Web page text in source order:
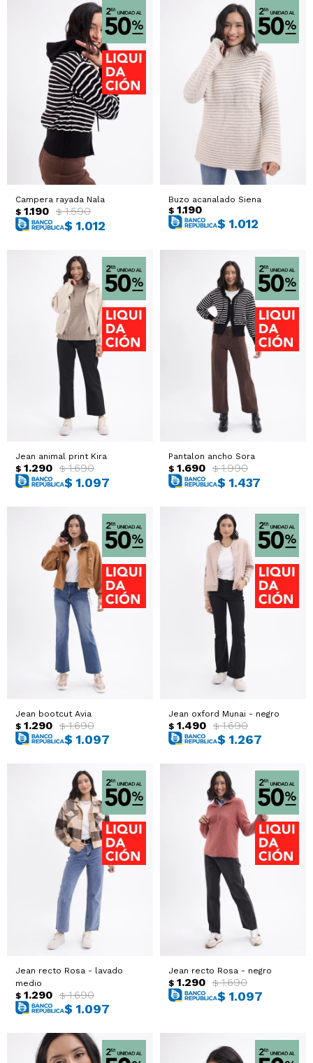
Campera rayada Nala
$ 1.190 $ 1.590
$ 1.012
Buzo acanalado Siena
$ 1.190
$ 1.012
Jean animal print Kira
$ 1.290 $ 1.690
$ 1.097
Pantalon ancho Sora
$ 1.690 $ 1.990
$ 1.437
Jean bootcut Avia
$ 1.290 $ 1.690
$ 1.097
Jean oxford Munai - negro
$ 1.490 $ 1.690
$ 1.267
Jean recto Rosa - lavado
medio
$ 1.290 $ 1.690
$ 1.097
Jean recto Rosa - negro
$ 1.290 $ 1.690
$ 1.097